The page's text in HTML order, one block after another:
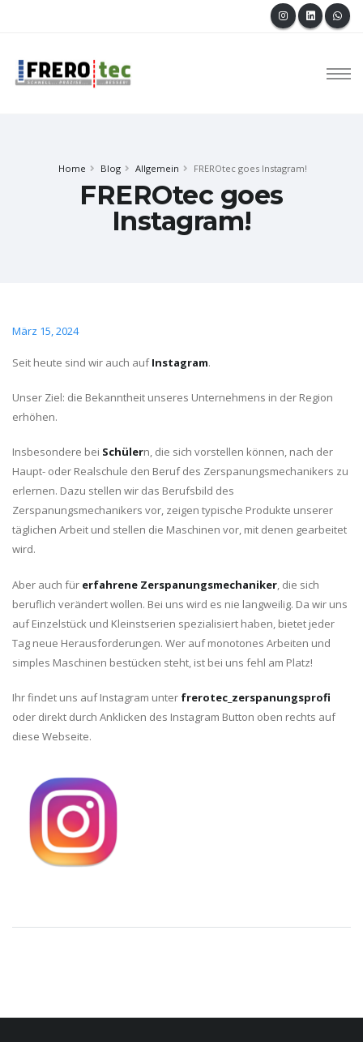
Home Blog Allgemein FREROtec goes Instagram!
FREROtec goes
Instagram!
März 15, 2024
Seit heute sind wir auch aufInstagram.
Unser Ziel: die Bekanntheit unseres Unternehmens in der Region
erhöhen.
Insbesondere bei Schülern, die sich vorstellen können, nach der
Haupt- oder Realschule den Beruf des Zerspanungsmechanikers zu
erlernen. Dazu stellen wir das Berufsbild des
Zerspanungsmechanikers vor, zeigen typische Produkte unserer
täglichen Arbeit und stellen die Maschinen vor, mit denen gearbeitet
wird.
Aber auch für erfahrene Zerspanungsmechaniker , die sich
beruflich verändert wollen. Bei uns wird es nie langweilig. Da wir uns
auf Einzelstück und Kleinstserien spezialisiert haben, bietet jeder
Tag neue Herausforderungen. Wer auf monotones Arbeiten und
simples Maschinen bestücken steht, ist bei uns fehl am Platz!
Ihr findet uns auf Instagram unter frerotec_zerspanungsprofi
oder direkt durch Anklicken des Instagram Button oben rechts auf
diese Webseite.